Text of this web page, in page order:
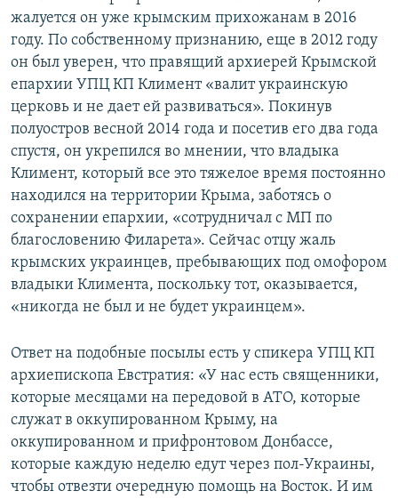
жалуется он уже крымским прихожанам в 2016
году. По собственному признанию, еще в 2012 году
он был уверен, что правящий архиерей Крымской
епархии УПЦ КП Климент «валит украинскую
церковь и не дает ей развиваться». Покинув
полуостров весной 2014 года и посетив его два года
спустя, он укрепился во мнении, что владыка
Климент, который все это тяжелое время постоянно
находился на территории Крыма, заботясь о
сохранении епархии, «сотрудничал с МП по
благословению Филарета». Сейчас отцу жаль
крымских украинцев, пребывающих под омофором
владыки Климента, поскольку тот, оказывается,
«никогда не был и не будет украинцем».
Ответ на подобные посылы есть у спикера УПЦ КП
архиепископа Евстратия: «У нас есть священники,
которые месяцами на передовой в АТО, которые
служат в оккупированном Крыму, на
оккупированном и прифронтовом Донбассе,
которые каждую неделю едут через пол-Украины,
чтобы отвезти очередную помощь на Восток. И им